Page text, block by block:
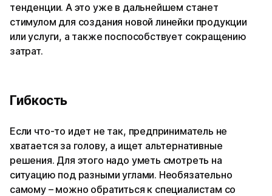
тенденции. А это уже в дальнейшем станет
стимулом для создания новой линейки продукции
или услуги, а также поспособствует сокращению
затрат.
Гибкость
Если что-то идет не так, предприниматель не
хватается за голову, а ищет альтернативные
решения. Для этого надо уметь смотреть на
ситуацию под разными углами. Необязательно
самому – можно обратиться к специалистам со